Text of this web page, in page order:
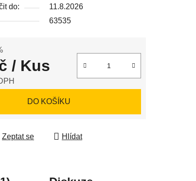
do:
11.8.2026
63535
/ Kus
DO KOŠÍKU
Zeptat se
Hlídat